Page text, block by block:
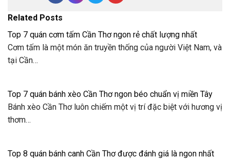
Related Posts
Top 7 quán cơm tấm Cần Thơ ngon rẻ chất lượng nhất
Cơm tấm là một món ăn truyền thống của người Việt Nam, và
tại Cần…
Top 7 quán bánh xèo Cần Thơ ngon béo chuẩn vị miền Tây
Bánh xèo Cần Thơ luôn chiếm một vị trí đặc biệt với hương vị
thơm…
Top 8 quán bánh canh Cần Thơ được đánh giá là ngon nhất